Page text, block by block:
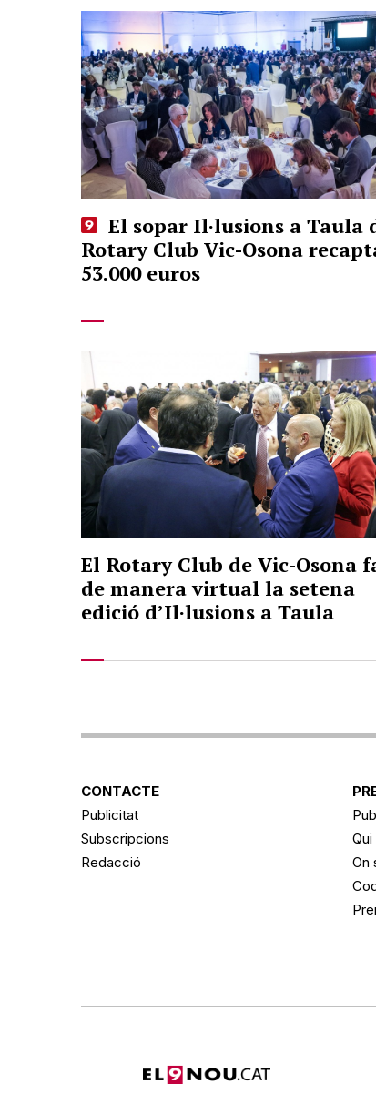
El sopar Il·lusions a Taula
Rotary Club Vic-Osona
53.000 euros
El Rotary Club de Vic-Osona
de manera virtual la setena
edició d’Il·lusions a Taula
CONTACTE
Publicitat
Subscripcions
Redacció
On